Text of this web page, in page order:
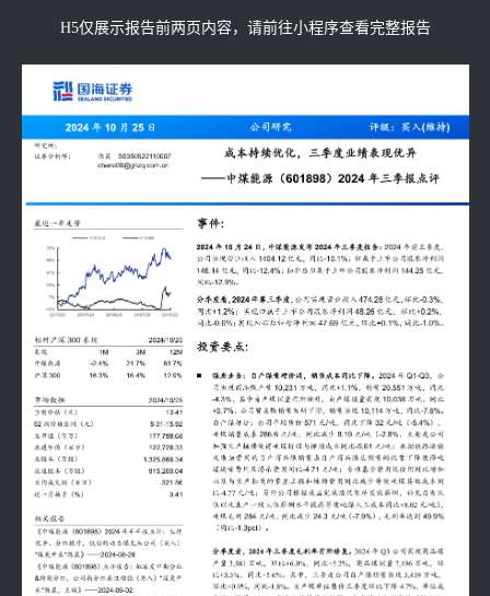
H5仅展示报告前两页内容，请前往小程序查看完整报告